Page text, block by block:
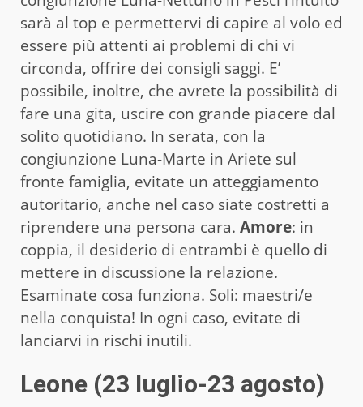
sarà al top e permettervi di capire al volo ed
essere più attenti ai problemi di chi vi
circonda, offrire dei consigli saggi. E’
possibile, inoltre, che avrete la possibilità di
fare una gita, uscire con grande piacere dal
solito quotidiano. In serata, con la
congiunzione Luna-Marte in Ariete sul
fronte famiglia, evitate un atteggiamento
autoritario, anche nel caso siate costretti a
riprendere una persona cara. Amore: in
coppia, il desiderio di entrambi è quello di
mettere in discussione la relazione.
Esaminate cosa funziona. Soli: maestri/e
nella conquista! In ogni caso, evitate di
lanciarvi in rischi inutili.
Leone (23 luglio-23 agosto)